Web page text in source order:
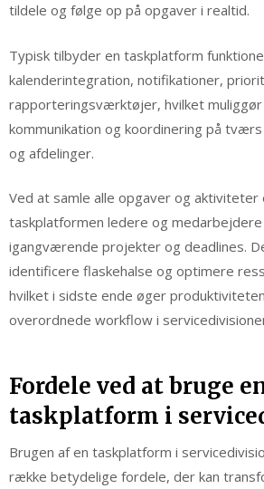
tildele og følge op på opgaver i realtid.
Typisk tilbyder en taskplatform
kalenderintegration, notifikationer,
rapporteringsværktøjer, hvilket
kommunikation og koordinering på
og afdelinger.
Ved at samle alle opgaver og
taskplatformen ledere og
igangværende projekter og deadlines.
identificere flaskehalse og optimere
hvilket i sidste ende øger
overordnede workflow i
Fordele ved at bruge
taskplatform i
Brugen af en taskplatform i
række betydelige fordele, der kan